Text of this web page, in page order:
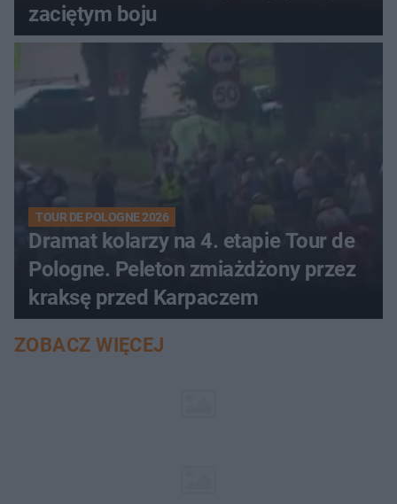
zaciętym boju
TOUR DE POLOGNE 2026
Dramat kolarzy na 4. etapie Tour de
Pologne. Peleton zmiażdżony przez
kraksę przed Karpaczem
ZOBACZ WIĘCEJ